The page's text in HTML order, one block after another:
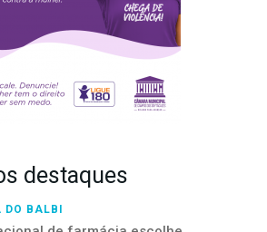
destaques
DO BALBI